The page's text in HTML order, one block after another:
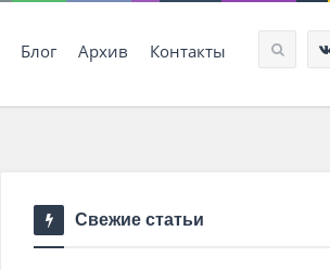
Блог Архив Контакты
Свежие статьи